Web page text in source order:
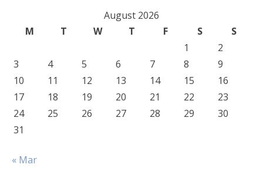
August 2026
M
T W T F S
S
1
2
3
4 5 6 7 8
9
10
11 12 13 14 15
16
17
18 19 20 21 22
23
24
25 26 27 28 29
30
31
« Mar